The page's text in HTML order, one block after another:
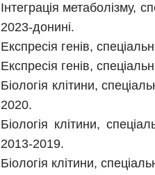
Інтеграція метаболізму,
2023-донині.
Експресія генів,
Експресія генів,
Біологія клітини,
2020.
Біологія клітини,
2013-2019.
Біологія клітини,